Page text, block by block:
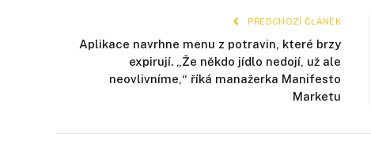
PŘEDCHOZÍ ČLÁNEK
Aplikace navrhne menu z potravin, které brzy
expirují. „Že někdo jídlo nedojí, už ale
neovlivníme,“ říká manažerka Manifesto
Marketu